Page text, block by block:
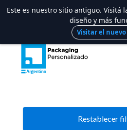
al
contenido
Restablecer
Este es nuestro sitio antiguo. Visitá
diseño y más
Visitar el